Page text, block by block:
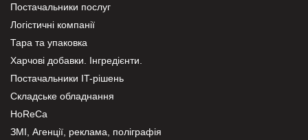
Постачальники послуг
Логістичні компанії
Тара та упаковка
Харчові добавки. Інгредієнти.
Постачальники IT-рішень
Складське обладнання
HoReCa
ЗМІ, Агенції, реклама, поліграфія